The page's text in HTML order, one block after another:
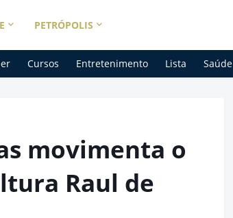
PETRÓPOLIS
Cursos Entretenimento Lista Saúde
movimenta o
Raul de